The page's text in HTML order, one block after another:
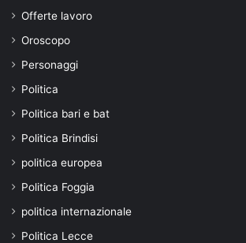
Offerte lavoro
Oroscopo
Personaggi
Politica
Politica bari e bat
Politica Brindisi
politica europea
Politica Foggia
politica internazionale
Politica Lecce